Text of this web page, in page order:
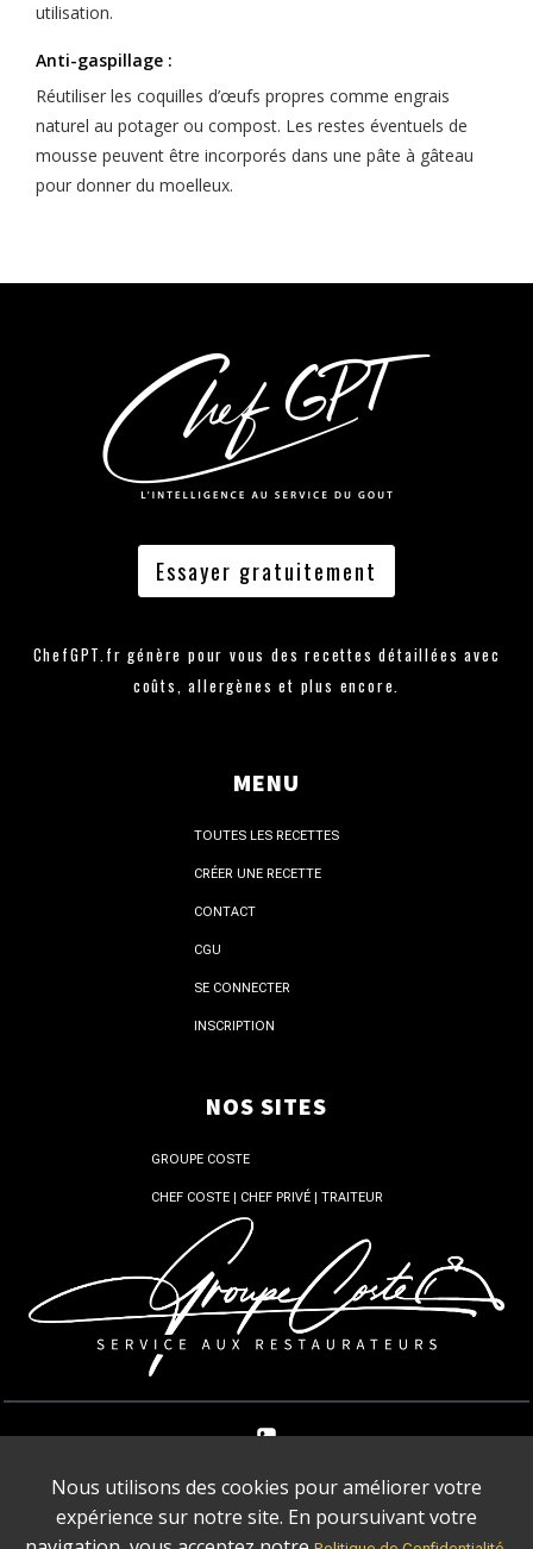
utilisation.
Anti-gaspillage :
Réutiliser les coquilles d’œufs propres comme engrais
naturel au potager ou compost. Les restes éventuels de
mousse peuvent être incorporés dans une pâte à gâteau
pour donner du moelleux.
Essayer gratuitement
ChefGPT.fr génère pour vous des recettes détaillées avec
coûts, allergènes et plus encore.
MENU
TOUTES LES RECETTES
CRÉER UNE RECETTE
CONTACT
CGU
SE CONNECTER
INSCRIPTION
NOS SITES
GROUPE COSTE
CHEF COSTE | CHEF PRIVÉ | TRAITEUR
GROUPE COSTE | 1 RUE DE STOCKHOLM 75008 PARIS
Nous utilisons des cookies pour améliorer votre
expérience sur notre site. En poursuivant votre